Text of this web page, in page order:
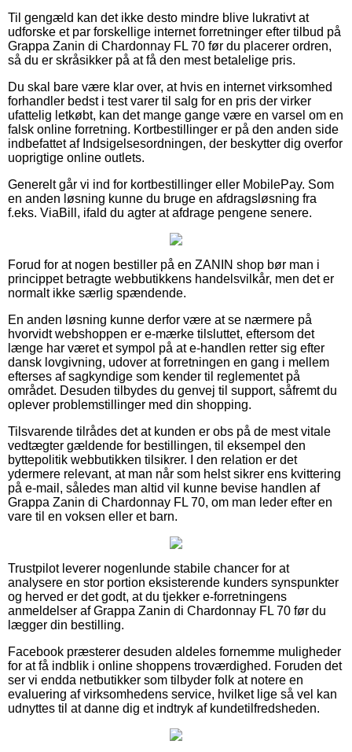
Til gengæld kan det ikke desto mindre blive lukrativt at
udforske et par forskellige internet forretninger efter tilbud på
Grappa Zanin di Chardonnay FL 70 før du placerer ordren,
så du er skråsikker på at få den mest betalelige pris.
Du skal bare være klar over, at hvis en internet virksomhed
forhandler bedst i test varer til salg for en pris der virker
ufattelig letkøbt, kan det mange gange være en varsel om en
falsk online forretning. Kortbestillinger er på den anden side
indbefattet af Indsigelsesordningen, der beskytter dig overfor
uoprigtige online outlets.
Generelt går vi ind for kortbestillinger eller MobilePay. Som
en anden løsning kunne du bruge en afdragsløsning fra
f.eks. ViaBill, ifald du agter at afdrage pengene senere.
Forud for at nogen bestiller på en ZANIN shop bør man i
princippet betragte webbutikkens handelsvilkår, men det er
normalt ikke særlig spændende.
En anden løsning kunne derfor være at se nærmere på
hvorvidt webshoppen er e-mærke tilsluttet, eftersom det
længe har været et sympol på at e-handlen retter sig efter
dansk lovgivning, udover at forretningen en gang i mellem
efterses af sagkyndige som kender til reglementet på
området. Desuden tilbydes du genvej til support, såfremt du
oplever problemstillinger med din shopping.
Tilsvarende tilrådes det at kunden er obs på de mest vitale
vedtægter gældende for bestillingen, til eksempel den
byttepolitik webbutikken tilsikrer. I den relation er det
ydermere relevant, at man når som helst sikrer ens kvittering
på e-mail, således man altid vil kunne bevise handlen af
Grappa Zanin di Chardonnay FL 70, om man leder efter en
vare til en voksen eller et barn.
Trustpilot leverer nogenlunde stabile chancer for at
analysere en stor portion eksisterende kunders synspunkter
og herved er det godt, at du tjekker e-forretningens
anmeldelser af Grappa Zanin di Chardonnay FL 70 før du
lægger din bestilling.
Facebook præsterer desuden aldeles fornemme muligheder
for at få indblik i online shoppens troværdighed. Foruden det
ser vi endda netbutikker som tilbyder folk at notere en
evaluering af virksomhedens service, hvilket lige så vel kan
udnyttes til at danne dig et indtryk af kundetilfredsheden.